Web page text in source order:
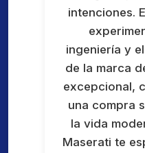
intenciones.
ingeniería y
de la marca
excepcional,
una compra
la vida
Maserati te